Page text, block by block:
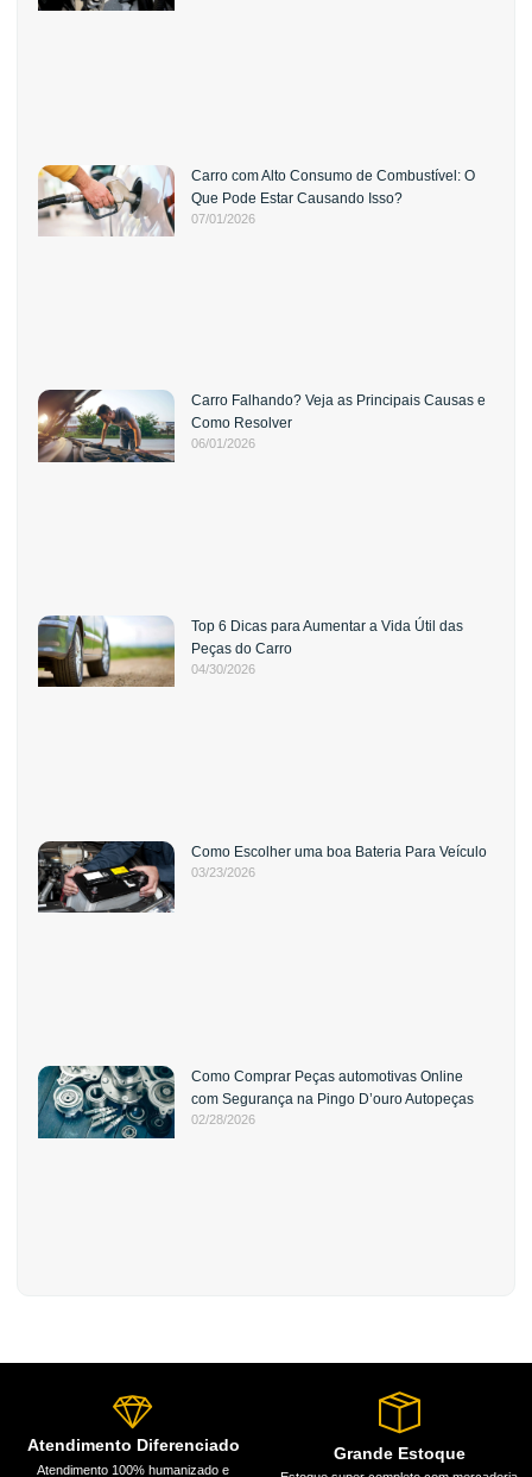
Carro com Alto Consumo de Combustível: O
Que Pode Estar Causando Isso?
07/01/2026
Carro Falhando? Veja as Principais Causas e
Como Resolver
06/01/2026
Top 6 Dicas para Aumentar a Vida Útil das
Peças do Carro
04/30/2026
Como Escolher uma boa Bateria Para Veículo
03/23/2026
Como Comprar Peças automotivas Online
com Segurança na Pingo D’ouro Autopeças
02/28/2026
Atendimento Diferenciado
Atendimento 100% humanizado e
Grande Estoque